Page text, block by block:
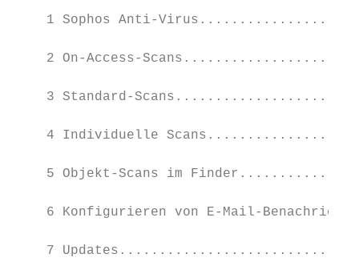
1 Sophos Anti-
2 On-Access-
3 Standard-
4 Individuelle
5 Objekt-Scans im
6 Konfigurieren von E-Mail-
7